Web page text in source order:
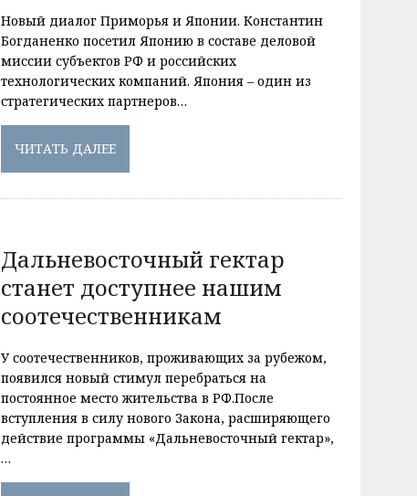
Новый диалог Приморья и Японии. Константин
Богданенко посетил Японию в составе деловой
миссии субъектов РФ и российских
технологических компаний. Япония – один из
стратегических партнеров…
ЧИТАТЬ ДАЛЕЕ
Дальневосточный гектар
станет доступнее нашим
соотечественникам
У соотечественников, проживающих за рубежом,
появился новый стимул перебраться на
постоянное место жительства в РФ.После
вступления в силу нового Закона, расширяющего
действие программы «Дальневосточный гектар»,
…